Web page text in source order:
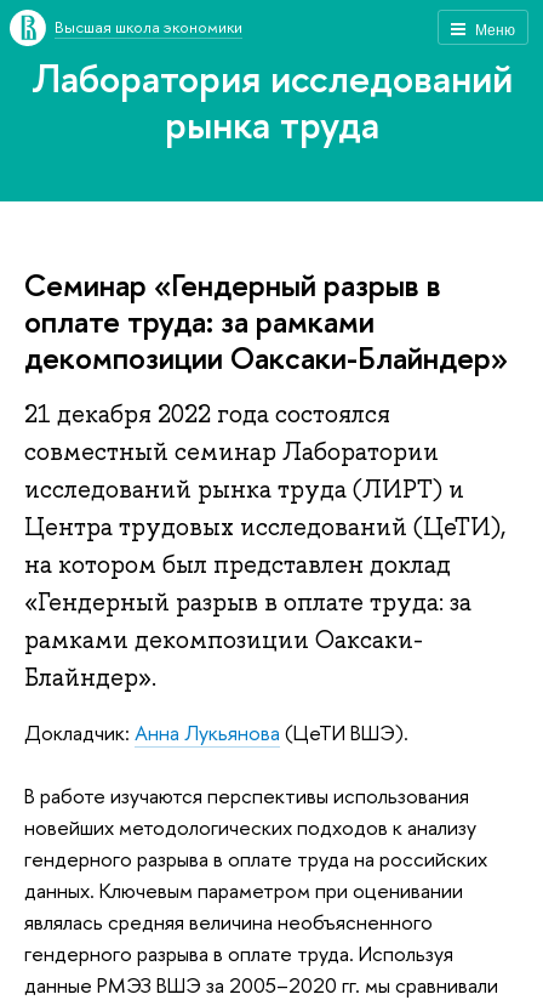
Меню
Высшая школа экономики
Лаборатория исследований
рынка труда
Семинар «Гендерный разрыв в
оплате труда: за рамками
декомпозиции Оаксаки-Блайндер»
21 декабря 2022 года состоялся
совместный семинар Лаборатории
исследований рынка труда (ЛИРТ) и
Центра трудовых исследований (ЦеТИ),
на котором был представлен доклад
«Гендерный разрыв в оплате труда: за
рамками декомпозиции Оаксаки-
Блайндер».
Докладчик: Анна Лукьянова (ЦеТИ ВШЭ).
В работе изучаются перспективы использования
новейших методологических подходов к анализу
гендерного разрыва в оплате труда на российских
данных. Ключевым параметром при оценивании
являлась средняя величина необъясненного
гендерного разрыва в оплате труда. Используя
данные РМЭЗ ВШЭ за 2005–2020 гг. мы сравнивали